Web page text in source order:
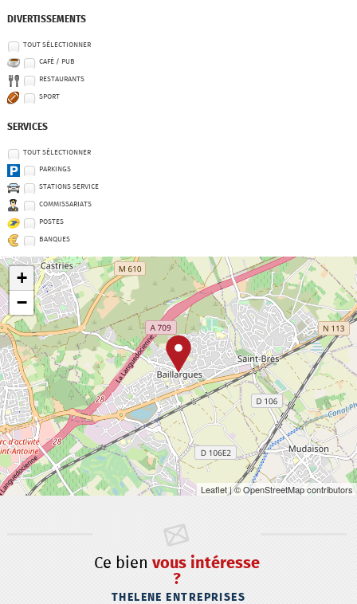
DIVERTISSEMENTS
TOUT SÉLECTIONNER
CAFÉ / PUB
RESTAURANTS
SPORT
SERVICES
TOUT SÉLECTIONNER
PARKINGS
STATIONS SERVICE
COMMISSARIATS
POSTES
BANQUES
+
−
Leaflet| © OpenStreetMap contributors
Ce bien vous intéresse
?
THELENE ENTREPRISES